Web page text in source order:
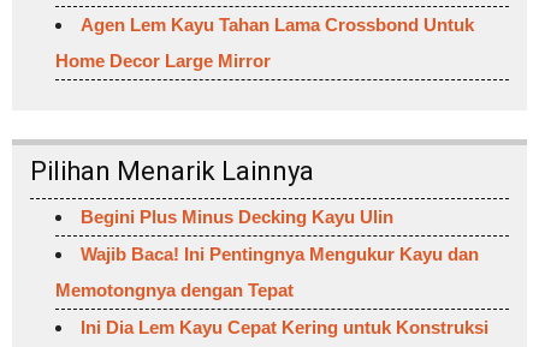
Agen Lem Kayu Tahan Lama Crossbond Untuk
Home Decor Large Mirror
Pilihan Menarik Lainnya
Begini Plus Minus Decking Kayu Ulin
Wajib Baca! Ini Pentingnya Mengukur Kayu dan
Memotongnya dengan Tepat
Ini Dia Lem Kayu Cepat Kering untuk Konstruksi